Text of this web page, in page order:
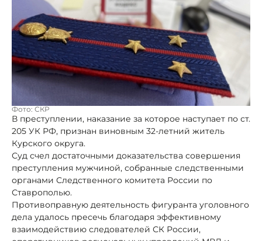
Фото: СКР
В преступлении, наказание за которое наступает по ст.
205 УК РФ, признан виновным 32-летний житель
Курского округа.
Суд счел достаточными доказательства совершения
преступления мужчиной, собранные следственными
органами Следственного комитета России по
Ставрополью.
Противоправную деятельность фигуранта уголовного
дела удалось пресечь благодаря эффективному
взаимодействию следователей СК России,